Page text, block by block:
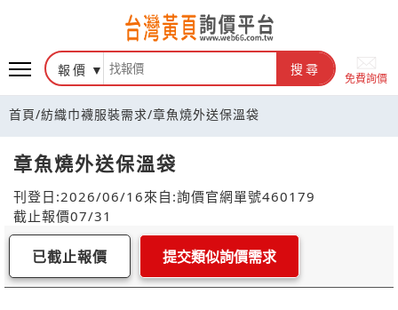
報價 搜尋
免費詢價
首頁/紡織巾襪服裝需求/章魚燒外送保溫袋
章魚燒外送保溫袋
刊登日:2026/06/16來自:詢價官網單號460179
截止報價07/31
已截止報價 提交類似詢價需求